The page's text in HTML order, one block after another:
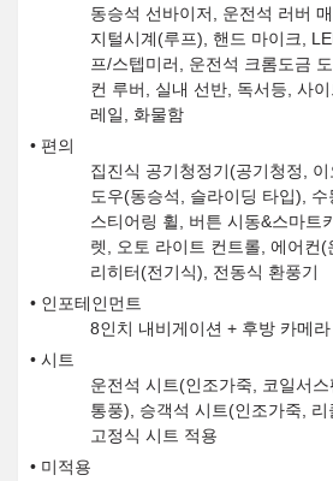
동승석 선바이저, 운전석 러버
지털시계(루프), 핸드 마이크,
프/스텝미러, 운전석 크롬도금
컨 루버, 실내 선반, 독서등, 사
레일, 화물함
편의
집진식 공기청정기(공기청정,
도우(동승석, 슬라이딩 타입),
스티어링 휠, 버튼 시동&스마트
렛, 오토 라이트 컨트롤, 에어컨
리히터(전기식), 전동식 환풍기
인포테인먼트
8인치 내비게이션 + 후방 카메라
시트
운전석 시트(인조가죽, 코일서
통풍), 승객석 시트(인조가죽,
고정식 시트 적용
미적용